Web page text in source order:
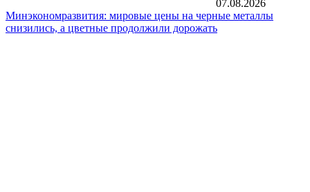
07.08.2026
Минэкономразвития: мировые цены на черные металлы
снизились, а цветные продолжили дорожать